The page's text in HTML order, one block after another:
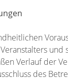
Verlauf der
des